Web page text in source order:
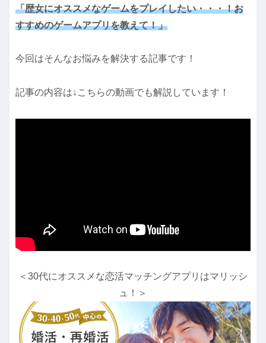
「歴女にオススメなゲームをプレイしたい・・・！お
すすめのゲームアプリを教えて！」
今回はそんなお悩みを解決する記事です！
記事の内容は↓こちらの動画でも解説しています！
＜30代にオススメな恋活マッチングアプリはマリッシ
ュ！＞